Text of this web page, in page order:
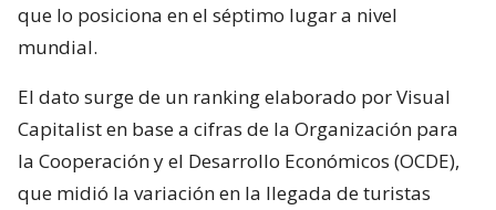
que lo posiciona en el séptimo lugar a nivel
mundial.
El dato surge de un ranking elaborado por Visual
Capitalist en base a cifras de la Organización para
la Cooperación y el Desarrollo Económicos (OCDE),
que midió la variación en la llegada de turistas